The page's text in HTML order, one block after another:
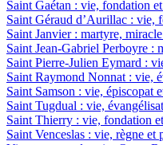
Saint Gaétan : vie, fondation
Saint Géraud d’Aurillac : vie,
Saint Janvier : martyre,
Saint Jean-Gabriel Perboyre :
Saint Pierre-Julien Eymard :
Saint Raymond Nonnat : vie,
Saint Samson : vie, épiscopat
Saint Tugdual : vie,
Saint Thierry : vie, fondation
Saint Venceslas : vie, règne et